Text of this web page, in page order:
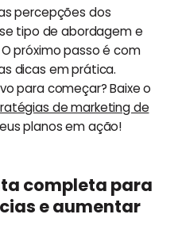
percepções dos
tipo de abordagem e
próximo passo é com
dicas em prática.
para começar? Baixe o
de marketing de
planos em ação!
completa para
e aumentar